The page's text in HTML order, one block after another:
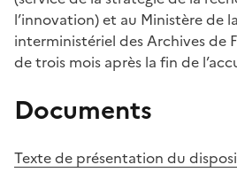
l’innovation) et au Ministère de
interministériel des Archives de
de trois mois après la fin de
Documents
Texte de présentation du